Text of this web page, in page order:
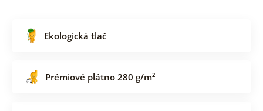
Ekologická tlač
Prémiové plátno 280 g/m²